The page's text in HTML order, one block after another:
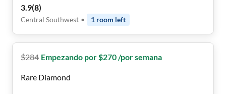
3.9(8)
Central Southwest • 1 room left
$284 Empezando por $270 /por semana
Rare Diamond